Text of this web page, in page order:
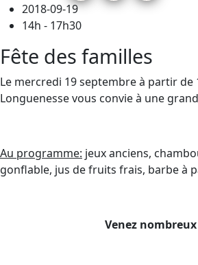
2018-09-19
14h - 17h30
Fête des familles
Le mercredi 19 septembre à partir de
Longuenesse vous convie à une
Au programme: jeux anciens,
gonflable, jus de fruits frais, barbe à
Venez nombreux